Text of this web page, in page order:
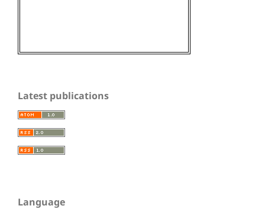
Latest publications
Language